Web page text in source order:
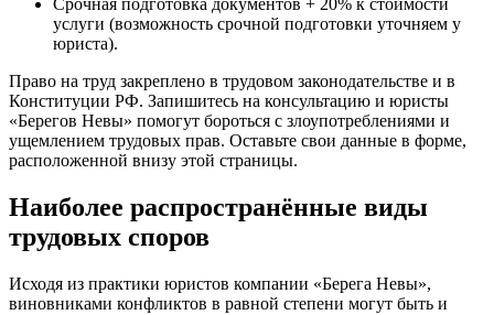
Срочная подготовка документов + 20% к стоимости
услуги (возможность срочной подготовки уточняем у
юриста).
Право на труд закреплено в трудовом законодательстве и в
Конституции РФ. Запишитесь на консультацию и юристы
«Берегов Невы» помогут бороться с злоупотреблениями и
ущемлением трудовых прав. Оставьте свои данные в форме,
расположенной внизу этой страницы.
Наиболее распространённые виды
трудовых споров
Исходя из практики юристов компании «Берега Невы»,
виновниками конфликтов в равной степени могут быть и